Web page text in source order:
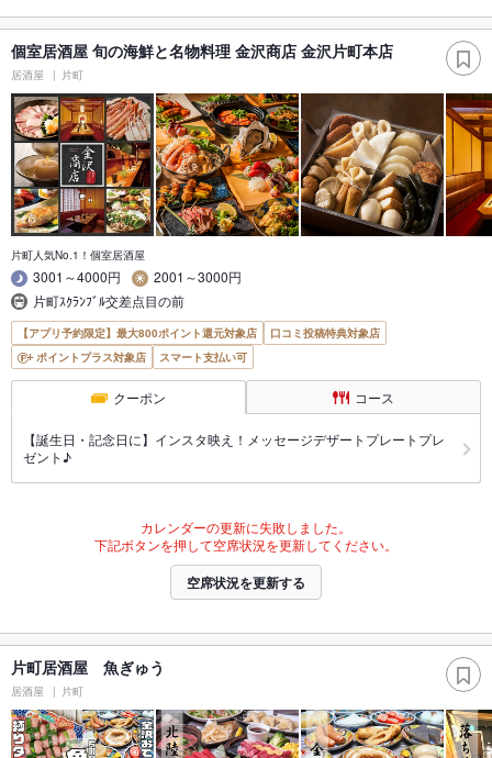
個室居酒屋 旬の海鮮と名物料理 金沢商店 金沢片町本店
居酒屋 片町
片町人気No.1！個室居酒屋
3001～4000円
2001～3000円
片町ｽｸﾗﾝﾌﾞﾙ交差点目の前
【アプリ予約限定】最大800ポイント還元対象店
口コミ投稿特典対象店
ポイントプラス対象店
スマート支払い可
クーポン コース
【誕生日・記念日に】インスタ映え！メッセージデザートプレートプレ
ゼント♪
カレンダーの更新に失敗しました。
下記ボタンを押して空席状況を更新してください。
空席状況を更新する
片町居酒屋 魚ぎゅう
居酒屋 片町